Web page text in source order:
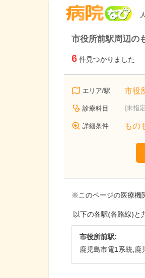
市役所前駅周辺の
6 件見つかりました
エリア/駅 市役
診療科目 (未指
詳細条件 もの
※このページの医療機
以下の各駅(各路線)と
市役所前駅:
鹿児島市電1系統,鹿